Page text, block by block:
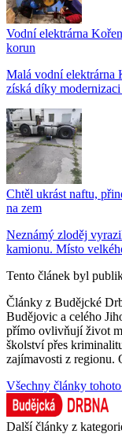
Vodní elektrárna
korun
Malá vodní elektrárna
získá díky
Chtěl ukrást naftu,
na zem
Neznámý zloděj
kamionu. Místo
Tento článek byl
Články z Budějcké
Budějovic a celého
přímo ovlivňují život
školství přes
zajímavosti z regionu.
Všechny články
Další články z